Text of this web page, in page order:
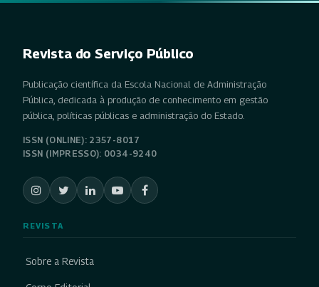
Revista do Serviço Público
Publicação científica da Escola Nacional de Administração
Pública, dedicada à produção de conhecimento em gestão
pública, políticas públicas e administração do Estado.
ISSN (ONLINE): 2357-8017
ISSN (IMPRESSO): 0034-9240
REVISTA
Sobre a Revista